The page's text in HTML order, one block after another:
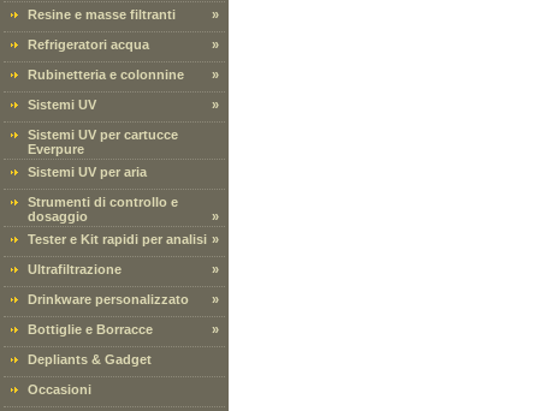
Resine e masse filtranti
»
Refrigeratori acqua »
Rubinetteria e colonnine »
Sistemi UV »
Sistemi UV per cartucce
Everpure
Sistemi UV per aria
Strumenti di controllo e
dosaggio
»
Tester e Kit rapidi per analisi »
Ultrafiltrazione »
Drinkware personalizzato »
Bottiglie e Borracce »
Depliants & Gadget
Occasioni